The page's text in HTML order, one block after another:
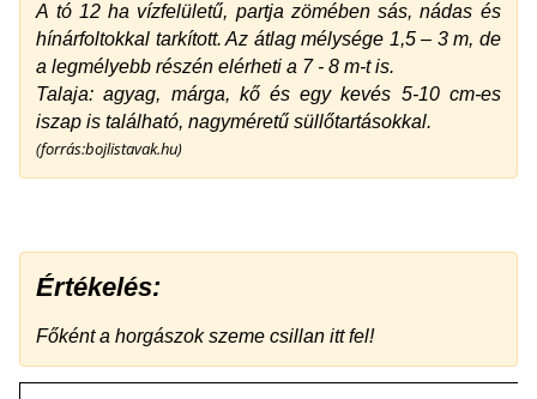
A tó 12 ha vízfelületű, partja zömében sás, nádas és
hínárfoltokkal tarkított. Az átlag mélysége 1,5 – 3 m, de
a legmélyebb részén elérheti a 7 - 8 m-t is.
Talaja: agyag, márga, kő és egy kevés 5-10 cm-es
iszap is található, nagyméretű süllőtartásokkal.
(forrás:bojlistavak.hu)
Értékelés:
Főként a horgászok szeme csillan itt fel!